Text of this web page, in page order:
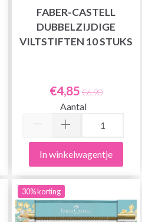
FABER-CASTELL
DUBBELZIJDIGE
VILTSTIFTEN 10 STUKS
€4,85 €6,90
Aantal
In winkelwagentje
30% korting